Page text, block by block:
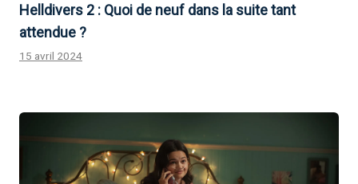
Helldivers 2 : Quoi de neuf dans la suite tant
attendue ?
15 avril 2024